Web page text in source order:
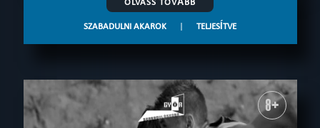
SZABADULNI AKAROK | TELJESÍTVE
8+